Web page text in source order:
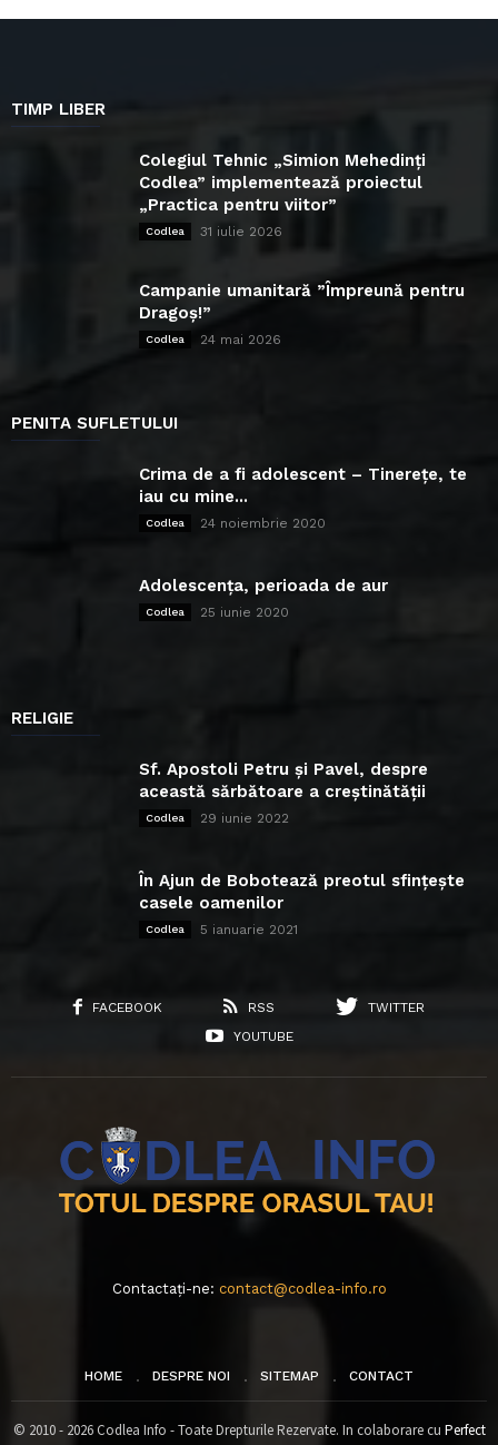
TIMP LIBER
Colegiul Tehnic „Simion Mehedinți
Codlea” implementează proiectul
„Practica pentru viitor”
Codlea 31 iulie 2026
Campanie umanitară ”Împreună pentru
Dragoș!”
Codlea 24 mai 2026
PENITA SUFLETULUI
Crima de a fi adolescent – Tinerețe, te
iau cu mine...
Codlea 24 noiembrie 2020
Adolescența, perioada de aur
Codlea 25 iunie 2020
RELIGIE
Sf. Apostoli Petru și Pavel, despre
această sărbătoare a creștinătății
Codlea 29 iunie 2022
În Ajun de Bobotează preotul sfințește
casele oamenilor
Codlea 5 ianuarie 2021
FACEBOOK RSS
TWITTER
YOUTUBE
Contactați-ne: contact@codlea-info.ro
HOME DESPRE NOI SITEMAP CONTACT
© 2010 - 2026 Codlea Info - Toate Drepturile Rezervate. In colaborare cu Perfect